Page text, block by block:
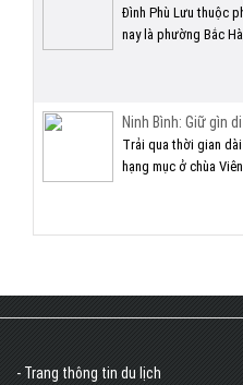
Đình Phù Lưu thuộc
nay là phường Bắc
Ninh Bình: Giữ gìn
Trải qua thời gian
hạng mục ở chùa
- Trang thông tin du lịch